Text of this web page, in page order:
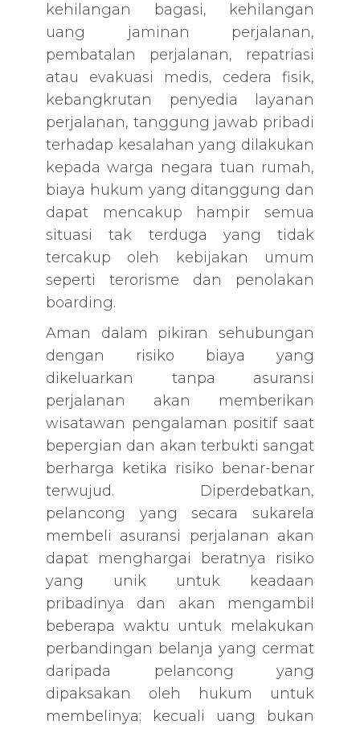
kehilangan bagasi, kehilangan
uang jaminan perjalanan,
pembatalan perjalanan, repatriasi
atau evakuasi medis, cedera fisik,
kebangkrutan penyedia layanan
perjalanan, tanggung jawab pribadi
terhadap kesalahan yang dilakukan
kepada warga negara tuan rumah,
biaya hukum yang ditanggung dan
dapat mencakup hampir semua
situasi tak terduga yang tidak
tercakup oleh kebijakan umum
seperti terorisme dan penolakan
boarding.
Aman dalam pikiran sehubungan
dengan risiko biaya yang
dikeluarkan tanpa asuransi
perjalanan akan memberikan
wisatawan pengalaman positif saat
bepergian dan akan terbukti sangat
berharga ketika risiko benar-benar
terwujud. Diperdebatkan,
pelancong yang secara sukarela
membeli asuransi perjalanan akan
dapat menghargai beratnya risiko
yang unik untuk keadaan
pribadinya dan akan mengambil
beberapa waktu untuk melakukan
perbandingan belanja yang cermat
daripada pelancong yang
dipaksakan oleh hukum untuk
membelinya; kecuali uang bukan